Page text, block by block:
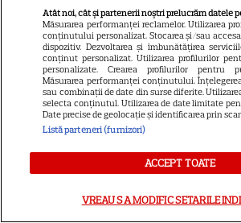
18
„Totul se
furori pe
se întâmplă
filmului cu
Justin Baldoni
SERIALE ONLINE
Destine cu
Antena 1
Atât noi, cât și partenerii noștri prelucrăm datele
Măsurarea performanței reclamelor. Utilizarea
conținutului personalizat. Stocarea și/sau
dispozitiv. Dezvoltarea și îmbunătățirea
conținut personalizat. Utilizarea profilurilor
personalizate. Crearea profilurilor pentru
Măsurarea performanței conținutului.
sau combinații de date din surse diferite.
selecta conținutul. Utilizarea de date limitate
Date precise de geolocație și identificarea prin
Listă parteneri (furnizori)
ACCEPT TOATE
VREAU SA MODIFIC SETARILE